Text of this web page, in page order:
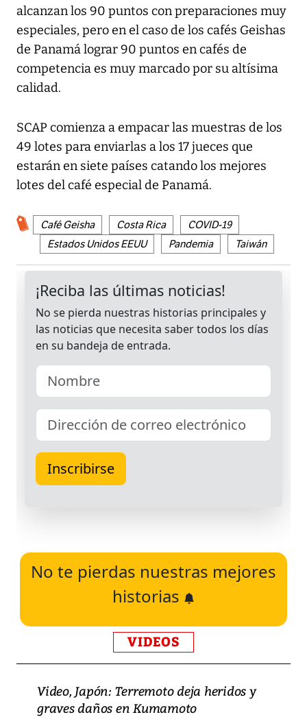
alcanzan los 90 puntos con preparaciones muy
especiales, pero en el caso de los cafés Geishas
de Panamá lograr 90 puntos en cafés de
competencia es muy marcado por su altísima
calidad.
SCAP comienza a empacar las muestras de los
49 lotes para enviarlas a los 17 jueces que
estarán en siete países catando los mejores
lotes del café especial de Panamá.
Café Geisha Costa Rica
COVID-19
Estados Unidos EEUU
Pandemia Taiwán
No te pierdas nuestras mejores
historias
VIDEOS
Video, Japón: Terremoto deja heridos y
graves daños en Kumamoto